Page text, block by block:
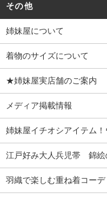
その他
姉妹屋について
着物のサイズについて
★姉妹屋実店舗のご案内
メディア掲載情報
姉妹屋イチオシアイテム
江戸好み大人兵児帯 錦絵
羽織で楽しむ重ね着コーデ